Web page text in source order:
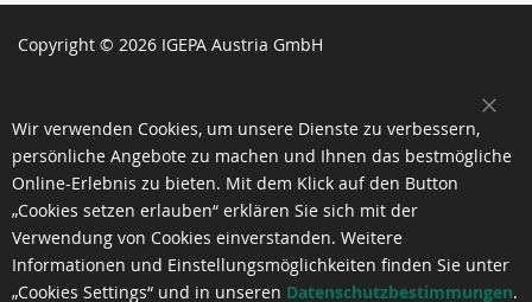
Copyright © 2026 IGEPA Austria GmbH
Wir verwenden Cookies, um unsere Dienste zu verbessern,
persönliche Angebote zu machen und Ihnen das bestmögliche
Online-Erlebnis zu bieten. Mit dem Klick auf den Button
„Cookies setzen erlauben“ erklären Sie sich mit der
Verwendung von Cookies einverstanden. Weitere
Informationen und Einstellungsmöglichkeiten finden Sie unter
„Cookies Settings“ und in unseren Datenschutzbestimmungen.